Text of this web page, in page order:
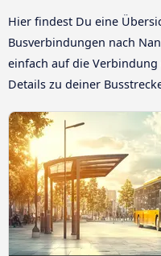
Hier findest Du eine
Busverbindungen nach
einfach auf die
Details zu deiner